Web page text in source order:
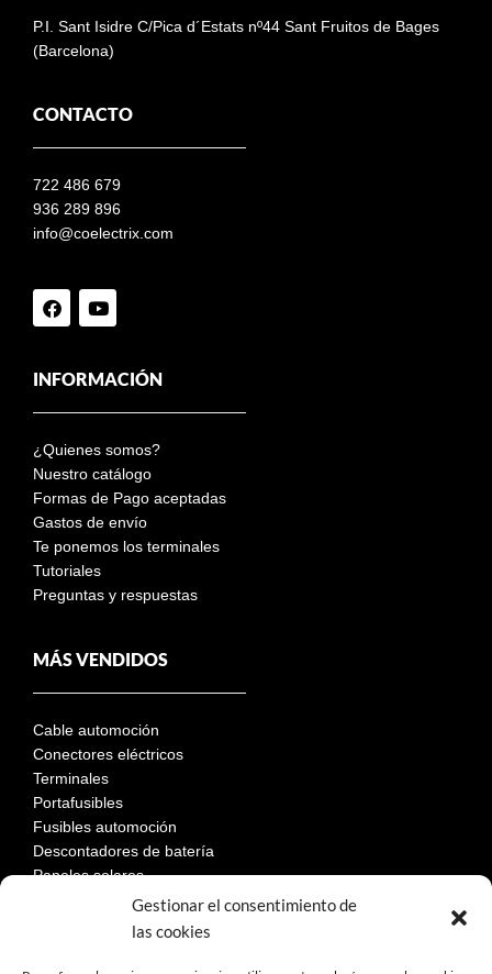
Gestionar el consentimiento de
las cookies
P.I. Sant Isidre C/Pica d´Estats nº44 Sant Fruitos de Bages
(Barcelona)
CONTACTO
722 486 679
936 289 896
info@coelectrix.com
INFORMACIÓN
¿Quienes somos?
Nuestro catálogo
Formas de Pago aceptadas
Gastos de envío
Te ponemos los terminales
Tutoriales
Preguntas y respuestas
MÁS VENDIDOS
Cable automoción
Conectores eléctricos
Terminales
Portafusibles
Fusibles automoción
Descontadores de batería
Paneles solares